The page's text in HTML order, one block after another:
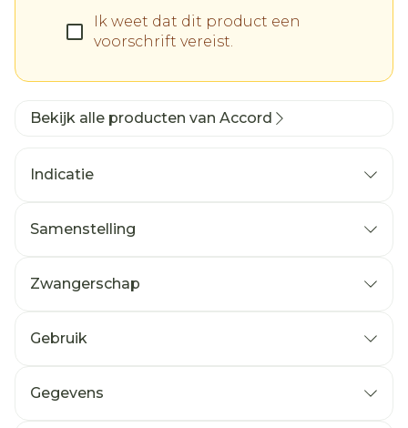
Ik weet dat dit product een
voorschrift vereist.
Bekijk alle producten van Accord
Indicatie
Samenstelling
Zwangerschap
Gebruik
Gegevens